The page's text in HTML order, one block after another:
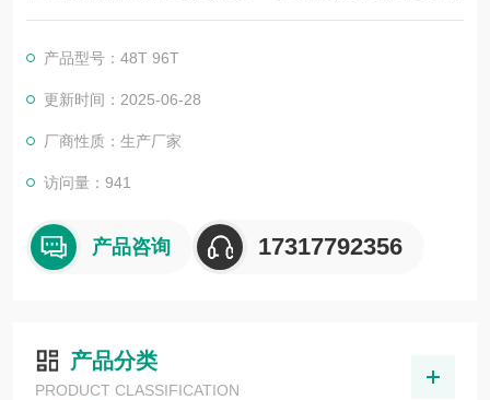
积累与发展，以其优质的产品质量与专业的技术服务，赢得业内
保持良好的合作关系，共同努力合作共赢。
产品型号：48T 96T
更新时间：2025-06-28
厂商性质：生产厂家
访问量：941
产品咨询 17317792356
产品分类
PRODUCT CLASSIFICATION